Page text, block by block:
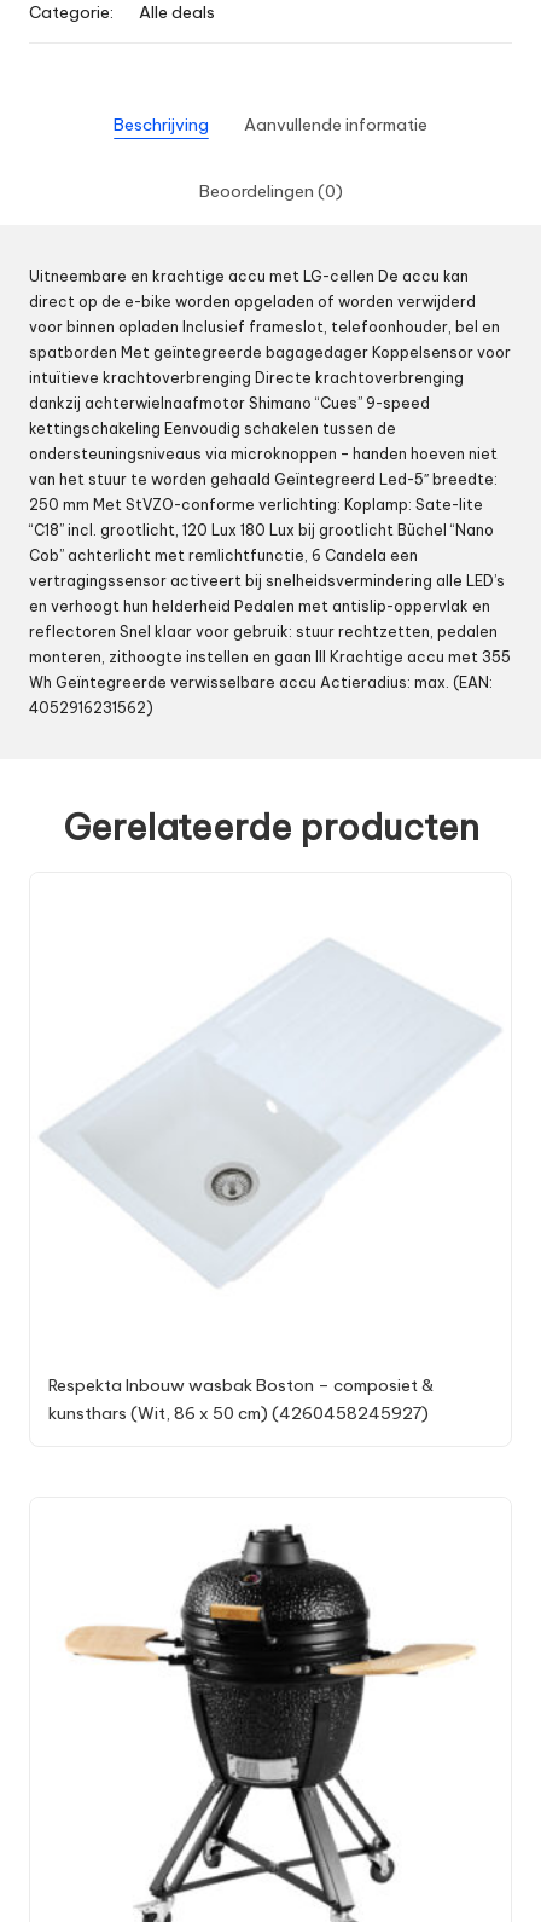
Categorie:
Alle deals
Beschrijving Aanvullende informatie
Beoordelingen (0)
Uitneembare en krachtige accu met LG-cellen De accu kan
direct op de e-bike worden opgeladen of worden verwijderd
voor binnen opladen Inclusief frameslot, telefoonhouder, bel en
spatborden Met geïntegreerde bagagedager Koppelsensor voor
intuïtieve krachtoverbrenging Directe krachtoverbrenging
dankzij achterwielnaafmotor Shimano “Cues” 9-speed
kettingschakeling Eenvoudig schakelen tussen de
ondersteuningsniveaus via microknoppen – handen hoeven niet
van het stuur te worden gehaald Geïntegreerd Led-5″ breedte:
250 mm Met StVZO-conforme verlichting: Koplamp: Sate-lite
“C18” incl. grootlicht, 120 Lux 180 Lux bij grootlicht Büchel “Nano
Cob” achterlicht met remlichtfunctie, 6 Candela een
vertragingssensor activeert bij snelheidsvermindering alle LED’s
en verhoogt hun helderheid Pedalen met antislip-oppervlak en
reflectoren Snel klaar voor gebruik: stuur rechtzetten, pedalen
monteren, zithoogte instellen en gaan III Krachtige accu met 355
Wh Geïntegreerde verwisselbare accu Actieradius: max. (EAN:
4052916231562)
Gerelateerde producten
Respekta Inbouw wasbak Boston – composiet &
kunsthars (Wit, 86 x 50 cm) (4260458245927)